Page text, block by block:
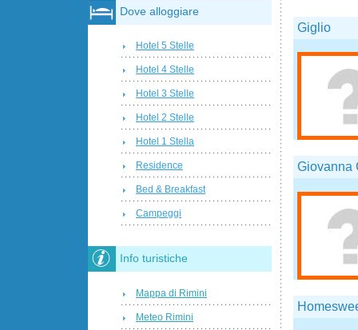
Giglio
Giovanna
Dove alloggiare
Hotel 5 Stelle
Hotel 4 Stelle
Hotel 3 Stelle
Hotel 2 Stelle
Hotel 1 Stella
Residence
Bed & Breakfast
Campeggi
Info turistiche
Mappa di Rimini
Meteo Rimini